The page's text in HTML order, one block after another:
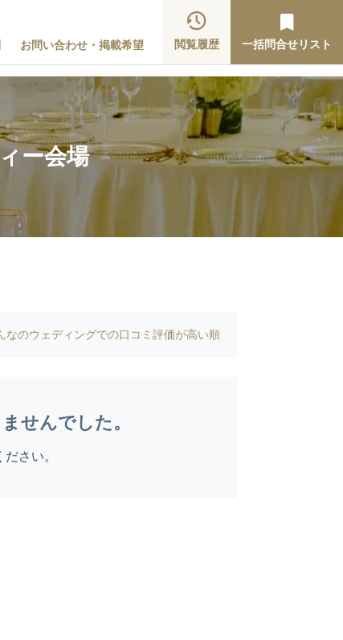
お問い合わせ・掲載希望 閲覧履歴 一括問合せリスト
ー会場
なのウェディングでの口コミ評価が高い順
せんでした。
さい。